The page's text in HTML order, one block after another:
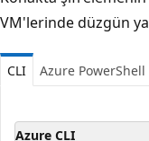
VM'lerinde düzgün
CLI Azure PowerShell
Azure CLI